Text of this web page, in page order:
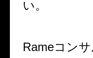
い。
Rameコン